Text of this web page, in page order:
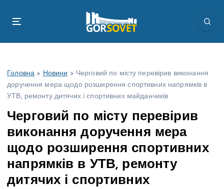
Головна > Новини > Черговий по місту перевірив виконання
доручення мера щодо розширення спортивних напрямків в
УТВ, ремонту дитячих і спортивних майданчиків
Черговий по місту перевірив
виконання доручення мера
щодо розширення спортивних
напрямків в УТВ, ремонту
дитячих і спортивних